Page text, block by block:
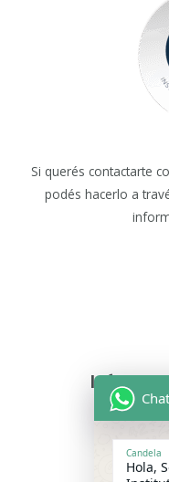
Si querés contactarte
podés hacerlo a
Lunes a
Candela
Hola,